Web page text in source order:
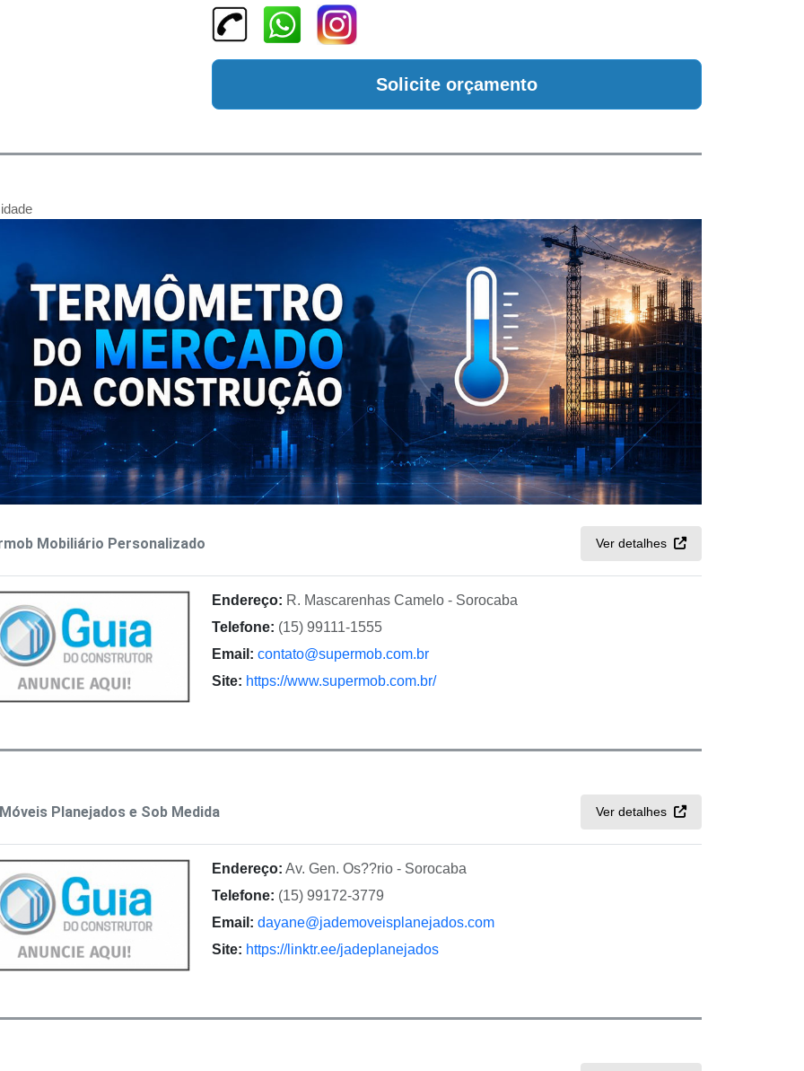
Solicite orçamento
Mobiliário Personalizado Ver detalhes
Endereço: R. Mascarenhas Camelo - Sorocaba
Telefone: (15) 99111-1555
Email: contato@supermob.com.br
Site: https://www.supermob.com.br/
Planejados e Sob Medida Ver detalhes
Endereço: Av. Gen. Os??rio - Sorocaba
Telefone: (15) 99172-3779
Email: dayane@jademoveisplanejados.com
Site: https://linktr.ee/jadeplanejados